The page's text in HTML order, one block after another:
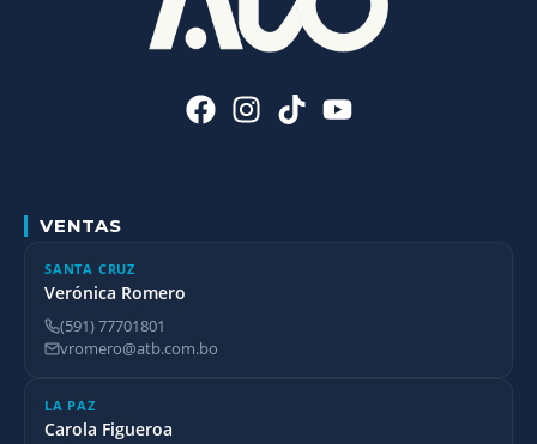
VENTAS
SANTA CRUZ
Verónica Romero
(591) 77701801
vromero@atb.com.bo
LA PAZ
Carola Figueroa